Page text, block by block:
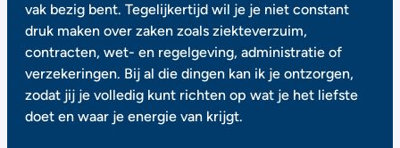
vak bezig bent. Tegelijkertijd wil je je niet constant
druk maken over zaken zoals ziekteverzuim,
contracten, wet- en regelgeving, administratie of
verzekeringen. Bij al die dingen kan ik je ontzorgen,
zodat jij je volledig kunt richten op wat je het liefste
doet en waar je energie van krijgt.